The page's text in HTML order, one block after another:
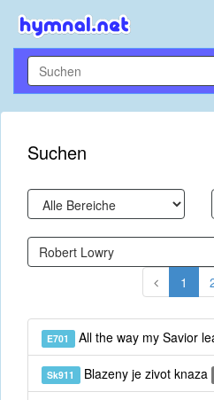
Suchen
1
E701 All the way my Savior
Sk911 Blazeny je zivot knaza